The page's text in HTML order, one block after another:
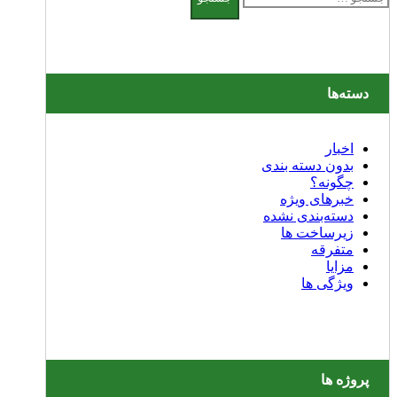
دسته‌ها
اخبار
بدون دسته بندی
چگونه؟
خبرهای ویژه
دسته‌بندی نشده
زیرساخت ها
متفرقه
مزایا
ویژگی ها
پروژه ها